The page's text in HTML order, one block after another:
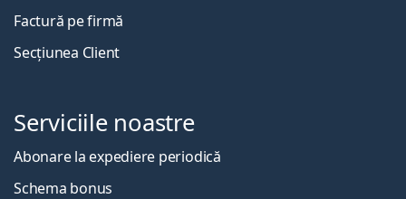
Factură pe firmă
Secțiunea Client
Serviciile noastre
Abonare la expediere periodică
Schema bonus